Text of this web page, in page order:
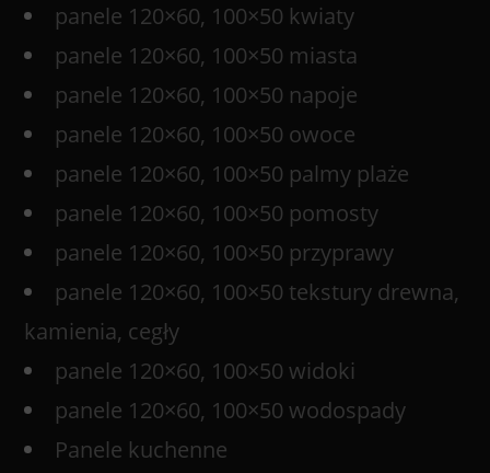
panele 120×60, 100×50 kwiaty
panele 120×60, 100×50 miasta
panele 120×60, 100×50 napoje
panele 120×60, 100×50 owoce
panele 120×60, 100×50 palmy plaże
panele 120×60, 100×50 pomosty
panele 120×60, 100×50 przyprawy
panele 120×60, 100×50 tekstury drewna,
kamienia, cegły
panele 120×60, 100×50 widoki
panele 120×60, 100×50 wodospady
Panele kuchenne